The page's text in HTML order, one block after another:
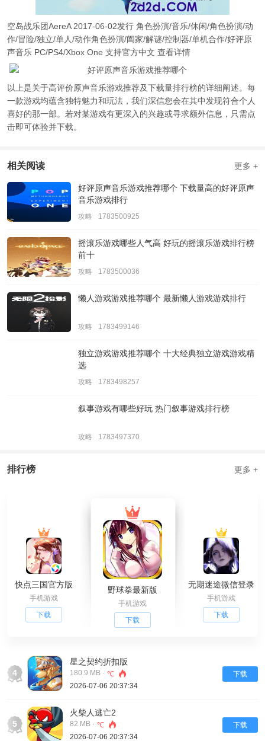
空岛战乐团AereA 2017-06-02发行 角色扮演/音乐/休闲/角色扮演/动
作/冒险/独立/单人/动作角色扮演/阖家/解谜/控制器/单机合作/好评原
声音乐 PC/PS4/Xbox One 支持官方中文 查看详情
以上是关于高评价原声音乐游戏推荐及下载量排行榜的详细阐述。每
一款游戏均蕴含独特魅力和玩法，我们深信您会在其中发现符合个人
喜好的那一部。若对某游戏有更深入的兴趣或寻求额外信息，只需点
击即可体验并下载。
相关阅读 更多 +
好评原声音乐游戏推荐哪个 下载量高的好评原声
音乐游戏排行
攻略 1783500925
摇滚乐游戏哪些人气高 好玩的摇滚乐游戏排行榜
前十
攻略 1783500036
懒人游戏游戏推荐哪个 最新懒人游戏游戏排行
攻略 1783499146
独立游戏游戏推荐哪个 十大经典独立游戏游戏精
选
攻略 1783498257
叙事游戏有哪些好玩 热门叙事游戏排行榜
攻略 1783497370
排行榜 更多 +
快点三国官方版
手机游戏
下载
野球拳最新版
手机游戏
下载
无期迷途微信登录
手机游戏
下载
4
星之契约折扣版
180.9 MB · ℃
2026-07-06 20:37:34
下载
5
火柴人逃亡2
82 MB · ℃
2026-07-06 20:37:34
下载